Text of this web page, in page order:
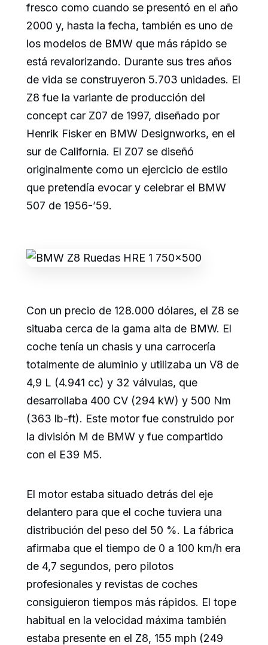
fresco como cuando se presentó en el año
2000 y, hasta la fecha, también es uno de
los modelos de BMW que más rápido se
está revalorizando. Durante sus tres años
de vida se construyeron 5.703 unidades. El
Z8 fue la variante de producción del
concept car Z07 de 1997, diseñado por
Henrik Fisker en BMW Designworks, en el
sur de California. El Z07 se diseñó
originalmente como un ejercicio de estilo
que pretendía evocar y celebrar el BMW
507 de 1956-’59.
Con un precio de 128.000 dólares, el Z8 se
situaba cerca de la gama alta de BMW. El
coche tenía un chasis y una carrocería
totalmente de aluminio y utilizaba un V8 de
4,9 L (4.941 cc) y 32 válvulas, que
desarrollaba 400 CV (294 kW) y 500 Nm
(363 lb-ft). Este motor fue construido por
la división M de BMW y fue compartido
con el E39 M5.
El motor estaba situado detrás del eje
delantero para que el coche tuviera una
distribución del peso del 50 %. La fábrica
afirmaba que el tiempo de 0 a 100 km/h era
de 4,7 segundos, pero pilotos
profesionales y revistas de coches
consiguieron tiempos más rápidos. El tope
habitual en la velocidad máxima también
estaba presente en el Z8, 155 mph (249